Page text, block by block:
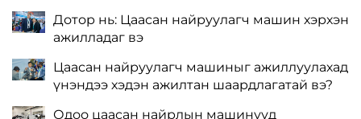
Дотор нь: Цаасан найруулагч машин хэрхэн
ажилладаг вэ
Цаасан найруулагч машиныг ажиллуулахад
үнэндээ хэдэн ажилтан шаардлагатай вэ?
Одоо цаасан найрлын машинууд